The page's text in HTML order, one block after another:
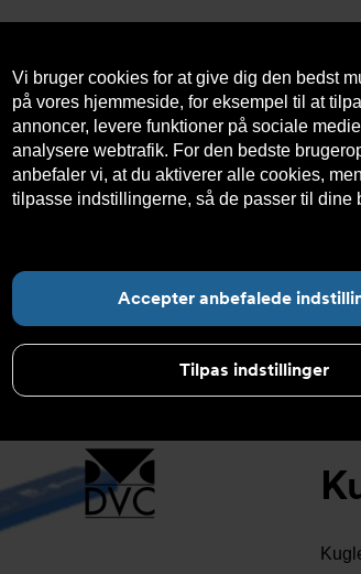
Vi bruger cookies for at give dig den bedst
på vores hjemmeside, for eksempel til at
annoncer, levere funktioner på sociale
analysere webtrafik. For den bedste
anbefaler vi, at du aktiverer alle cookies,
tilpasse indstillingerne, så de passer til dine
Accepter anbefalede
Tilpas indstillinger
Bæredygtighed
Kontakt
os
Teknisk
hjælp